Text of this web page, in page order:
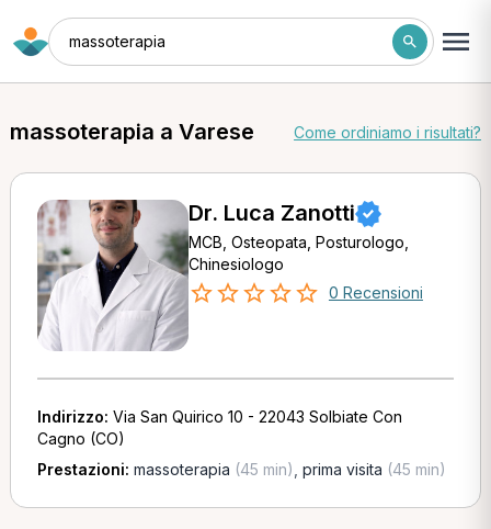
massoterapia
massoterapia a Varese Come ordiniamo i risultati?
Dr. Luca Zanotti
MCB, Osteopata, Posturologo,
Chinesiologo
0 Recensioni
Indirizzo: Via San Quirico 10 - 22043 Solbiate Con
Cagno (CO)
Prestazioni: massoterapia (45 min) prima visita (45 min)